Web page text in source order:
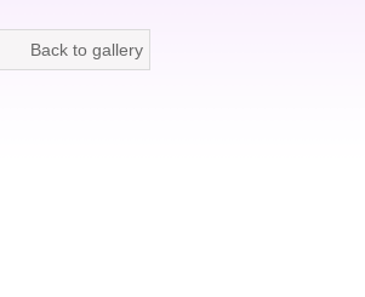
Back to gallery